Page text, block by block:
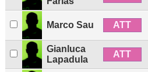
Marco Sau ATT
Gianluca
Lapadula
ATT